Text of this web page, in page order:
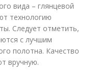
вида – глянцевой
технологию
Следует отметить,
с лучшим
полотна. Качество
вручную.